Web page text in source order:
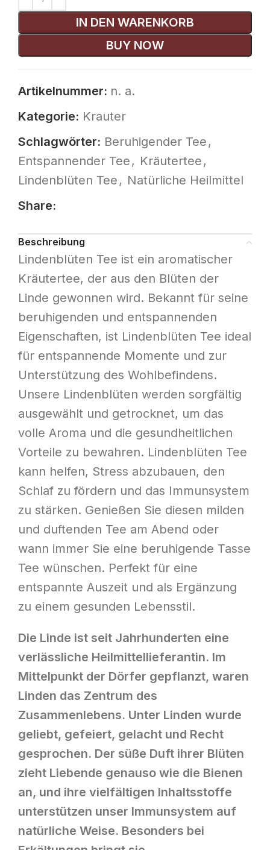
IN DEN WARENKORB
BUY NOW
Artikelnummer: n. a.
Kategorie: Krauter
Schlagwörter: Beruhigender Tee,
Entspannender Tee, Kräutertee,
Lindenblüten Tee, Natürliche Heilmittel
Share:
Beschreibung
Lindenblüten Tee ist ein aromatischer
Kräutertee, der aus den Blüten der
Linde gewonnen wird. Bekannt für seine
beruhigenden und entspannenden
Eigenschaften, ist Lindenblüten Tee ideal
für entspannende Momente und zur
Unterstützung des Wohlbefindens.
Unsere Lindenblüten werden sorgfältig
ausgewählt und getrocknet, um das
volle Aroma und die gesundheitlichen
Vorteile zu bewahren. Lindenblüten Tee
kann helfen, Stress abzubauen, den
Schlaf zu fördern und das Immunsystem
zu stärken. Genießen Sie diesen milden
und duftenden Tee am Abend oder
wann immer Sie eine beruhigende Tasse
Tee wünschen. Perfekt für eine
entspannte Auszeit und als Ergänzung
zu einem gesunden Lebensstil.
Die Linde ist seit Jahrhunderten eine
verlässliche Heilmittellieferantin. Im
Mittelpunkt der Dörfer gepflanzt, waren
Linden das Zentrum des
Zusammenlebens. Unter Linden wurde
geliebt, gefeiert, gelacht und Recht
gesprochen. Der süße Duft ihrer Blüten
zieht Liebende genauso wie die Bienen
an, und ihre vielfältigen Inhaltsstoffe
unterstützen unser Immunsystem auf
natürliche Weise. Besonders bei